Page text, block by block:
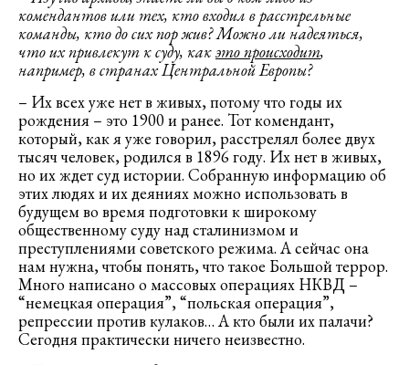
комендантов или тех, кто входил в расстрельные
команды, кто до сих пор жив? Можно ли надеяться,
что их привлекут к суду, какэто происходит,
например, в странах Центральной Европы?
– Их всех уже нет в живых, потому что годы их
рождения – это 1900 и ранее. Тот комендант,
который, как я уже говорил, расстрелял более двух
тысяч человек, родился в 1896 году. Их нет в живых,
но их ждет суд истории. Собранную информацию об
этих людях и их деяниях можно использовать в
будущем во время подготовки к широкому
общественному суду над сталинизмом и
преступлениями советского режима. А сейчас она
нам нужна, чтобы понять, что такое Большой террор.
Много написано о массовых операциях НКВД –
“немецкая операция”, “польская операция”,
репрессии против кулаков… А кто были их палачи?
Сегодня практически ничего неизвестно.